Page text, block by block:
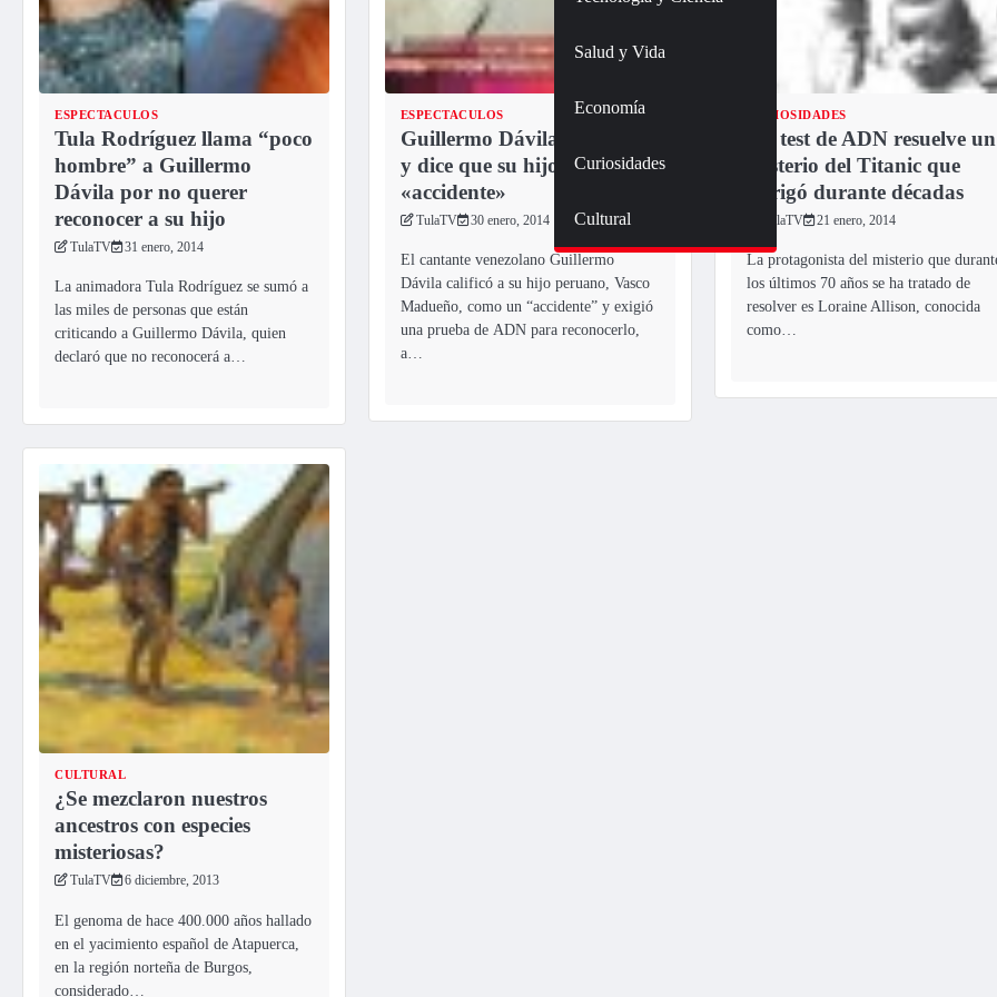
Salud y Vida
Economía
Curiosidades
Cultural
ESPECTACULOS
Tula Rodríguez llama “poco
hombre” a Guillermo
Dávila por no querer
reconocer a su hijo
TulaTV 31 enero, 2014
La animadora Tula Rodríguez se sumó a
las miles de personas que están
criticando a Guillermo Dávila, quien
declaró que no reconocerá a…
ESPECTACULOS
Guillermo Dávila pide ADN
y dice que su hijo fue un
«accidente»
TulaTV 30 enero, 2014
El cantante venezolano Guillermo
Dávila calificó a su hijo peruano, Vasco
Madueño, como un “accidente” y exigió
una prueba de ADN para reconocerlo,
a…
CURIOSIDADES
Un test de ADN resuelve un
misterio del Titanic que
intrigó durante décadas
TulaTV 21 enero, 2014
La protagonista del misterio que
los últimos 70 años se ha tratado de
resolver es Loraine Allison, conocida
como…
CULTURAL
¿Se mezclaron nuestros
ancestros con especies
misteriosas?
TulaTV 6 diciembre, 2013
El genoma de hace 400.000 años hallado
en el yacimiento español de Atapuerca,
en la región norteña de Burgos,
considerado…